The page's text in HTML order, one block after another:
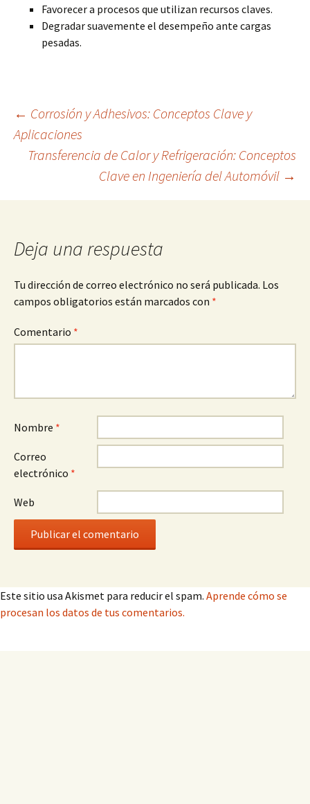
Favorecer a procesos que utilizan recursos claves.
Degradar suavemente el desempeño ante cargas
pesadas.
Navegación
de
entradas
← Corrosión y Adhesivos: Conceptos Clave y
Aplicaciones
Transferencia de Calor y Refrigeración: Conceptos
Clave en Ingeniería del Automóvil →
Deja una respuesta
Tu dirección de correo electrónico no será publicada. Los
campos obligatorios están marcados con *
Comentario *
Nombre *
Correo
electrónico *
Web
Este sitio usa Akismet para reducir el spam. Aprende cómo se
procesan los datos de tus comentarios.